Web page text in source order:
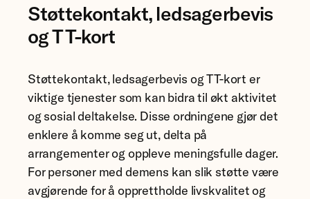
Støttekontakt, ledsagerbevis
og TT-kort
Støttekontakt, ledsagerbevis og TT-kort er
viktige tjenester som kan bidra til økt aktivitet
og sosial deltakelse. Disse ordningene gjør det
enklere å komme seg ut, delta på
arrangementer og oppleve meningsfulle dager.
For personer med demens kan slik støtte være
avgjørende for å opprettholde livskvalitet og